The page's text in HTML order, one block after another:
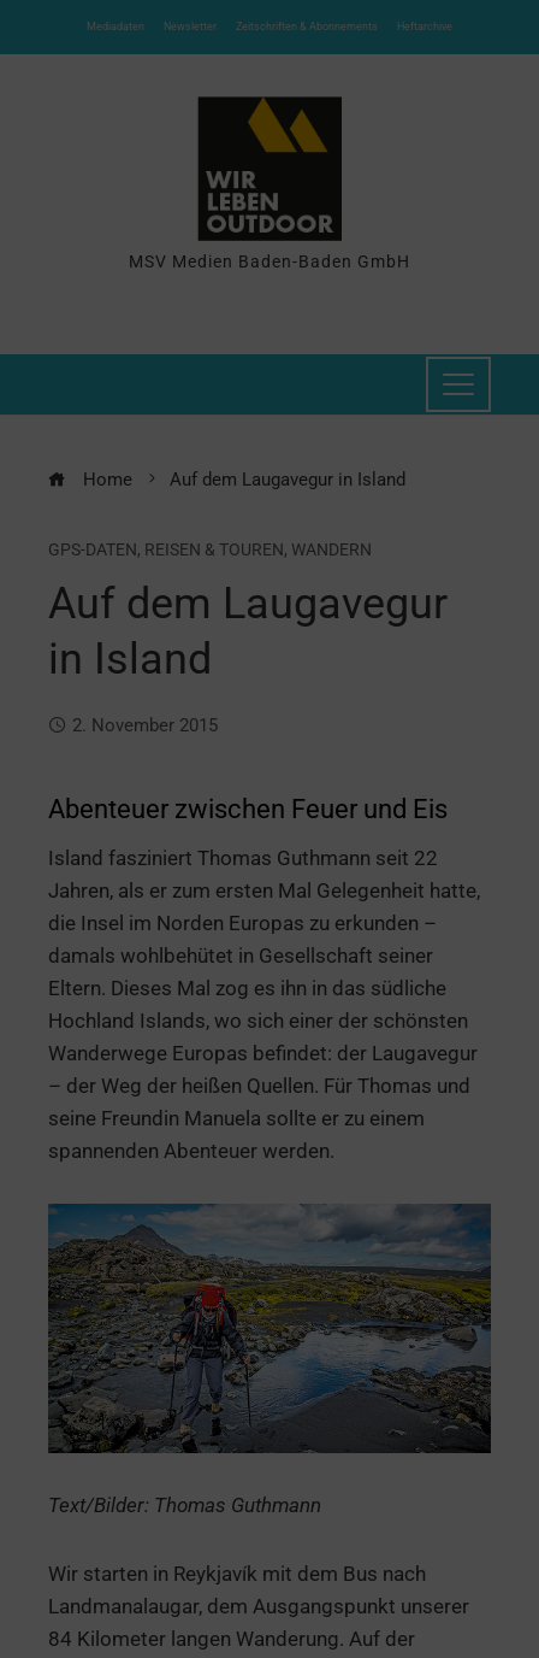
Mediadaten Newsletter Zeitschriften & Abonnements Heftarchive
MSV Medien Baden-Baden GmbH
Home Auf dem Laugavegur in Island
GPS-DATEN, REISEN & TOUREN, WANDERN
Auf dem Laugavegur
in Island
2. November 2015
Abenteuer zwischen Feuer und Eis
Island fasziniert Thomas Guthmann seit 22
Jahren, als er zum ersten Mal Gelegenheit hatte,
die Insel im Norden Europas zu erkunden –
damals wohlbehütet in Gesellschaft seiner
Eltern. Dieses Mal zog es ihn in das südliche
Hochland Islands, wo sich einer der schönsten
Wanderwege Europas befindet: der Laugavegur
– der Weg der heißen Quellen. Für Thomas und
seine Freundin Manuela sollte er zu einem
spannenden Abenteuer werden.
Text/Bilder: Thomas Guthmann
Wir starten in Reykjavík mit dem Bus nach
Landmanalaugar, dem Ausgangspunkt unserer
84 Kilometer langen Wanderung. Auf der